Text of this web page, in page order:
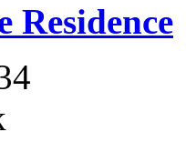
Residence